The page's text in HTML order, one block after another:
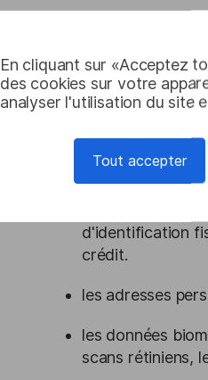
En cliquant sur «Acceptez
des cookies sur votre
analyser l'utilisation du site
Tout accepter
L'anonymisation
permettant
impossible de
trouve:
le numéro de
d'identification
crédit.
les adresses
les données
scans rétiniens,